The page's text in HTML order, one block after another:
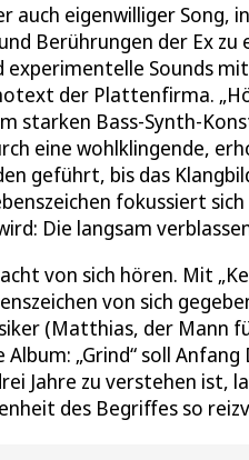
auch eigenwilliger
Berührungen der Ex
experimentelle Sounds
der Plattenfirma.
starken Bass-Synth-
eine wohlklingende,
geführt, bis das
fokussiert
Die langsam
von sich hören. Mit
von sich
(Matthias, der Mann
„Grind“ soll
Jahre zu verstehen ist,
des Begriffes so